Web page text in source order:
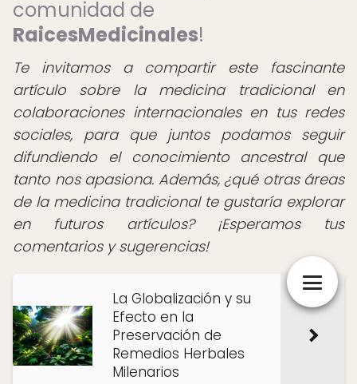
comunidad de
RaicesMedicinales!
Te invitamos a compartir este fascinante
artículo sobre la medicina tradicional en
colaboraciones internacionales en tus redes
sociales, para que juntos podamos seguir
difundiendo el conocimiento ancestral que
tanto nos apasiona. Además, ¿qué otras áreas
de la medicina tradicional te gustaría explorar
en futuros artículos? ¡Esperamos tus
comentarios y sugerencias!
La Globalización y su
Efecto en la
Preservación de
Remedios Herbales
Milenarios